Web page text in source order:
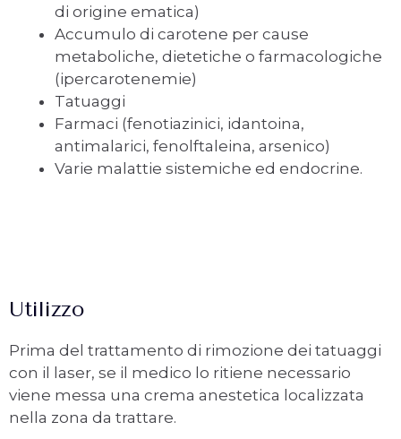
di origine ematica)
Accumulo di carotene per cause
metaboliche, dietetiche o farmacologiche
(ipercarotenemie)
Tatuaggi
Farmaci (fenotiazinici, idantoina,
antimalarici, fenolftaleina, arsenico)
Varie malattie sistemiche ed endocrine.
Utilizzo
Prima del trattamento di rimozione dei tatuaggi
con il laser, se il medico lo ritiene necessario
viene messa una crema anestetica localizzata
nella zona da trattare.